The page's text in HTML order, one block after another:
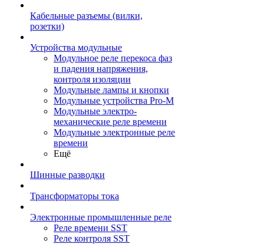
Кабельные разъемы (вилки,
розетки)
Устройства модульные
Модульное реле перекоса фаз
и падения напряжения,
контроля изоляции
Модульные лампы и кнопки
Модульные устройства Pro-M
Модульные электро-
механические реле времени
Модульные электронные реле
времени
Ещё
Шинные разводки
Трансформаторы тока
Электронные промышленные реле
Реле времени SST
Реле контроля SST